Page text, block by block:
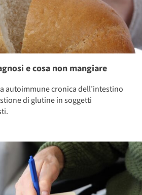
e cosa non mangiare
autoimmune cronica dell’intestino
di glutine in soggetti